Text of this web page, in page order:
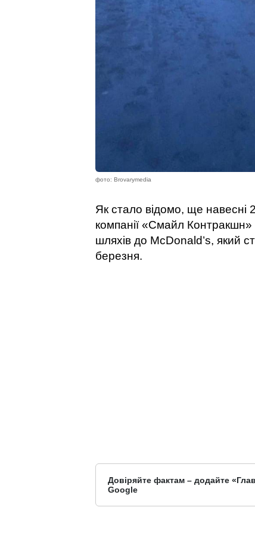
фото: Brovarymedia
Як стало відомо, ще навесні
компанії «Смайл Контракшн»
шляхів до McDonald’s, який
березня.
Довіряйте фактам – додайте
Google